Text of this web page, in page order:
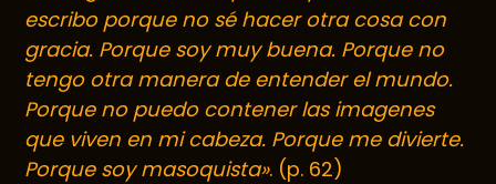
escribo porque no sé hacer otra cosa con
gracia. Porque soy muy buena. Porque no
tengo otra manera de entender el mundo.
Porque no puedo contener las imagenes
que viven en mi cabeza. Porque me divierte.
Porque soy masoquista». (p. 62)